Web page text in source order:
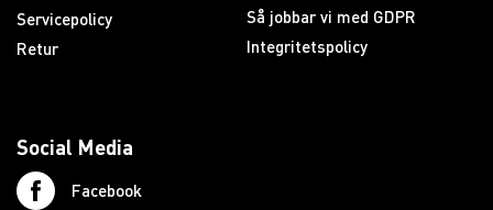
Servicepolicy
Retur
Så jobbar vi med GDPR
Integritetspolicy
Social Media
Facebook